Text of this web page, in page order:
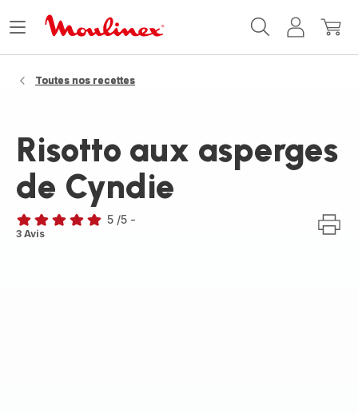
MonMon
Ouvrir
Toutes nos recettes
Risotto aux asperges
de Cyndie
Avis
5 /5 -
3 Avis